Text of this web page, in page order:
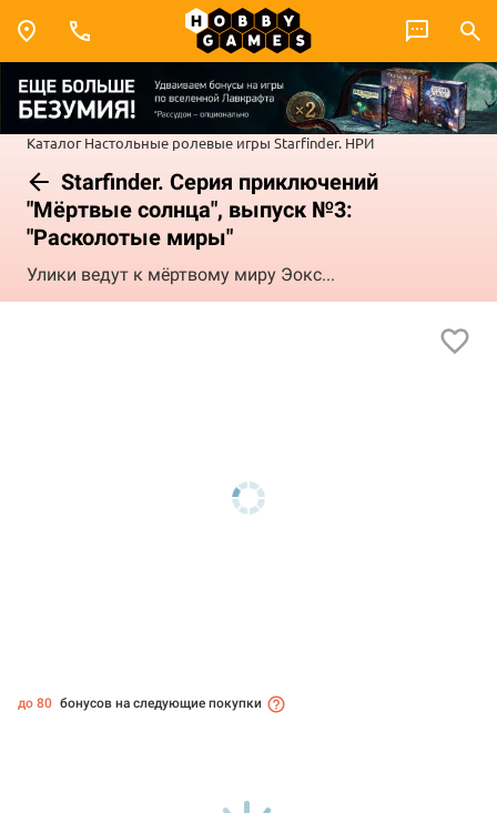
Каталог Настольные ролевые игры Starfinder. НРИ
Starfinder. Серия приключений
"Мёртвые солнца", выпуск №3:
"Расколотые миры"
Улики ведут к мёртвому миру Эокс...
до 80 бонусов на следующие покупки